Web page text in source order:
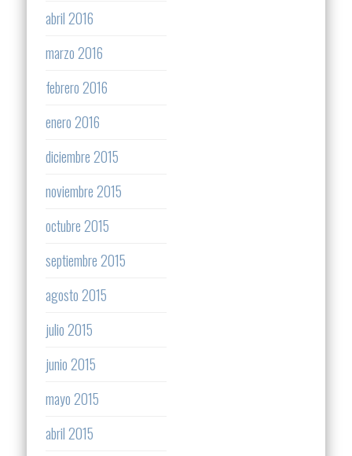
abril 2016
marzo 2016
febrero 2016
enero 2016
diciembre 2015
noviembre 2015
octubre 2015
septiembre 2015
agosto 2015
julio 2015
junio 2015
mayo 2015
abril 2015